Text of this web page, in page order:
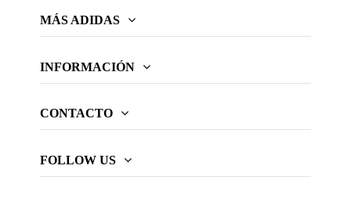
MÁS ADIDAS
INFORMACIÓN
CONTACTO
FOLLOW US